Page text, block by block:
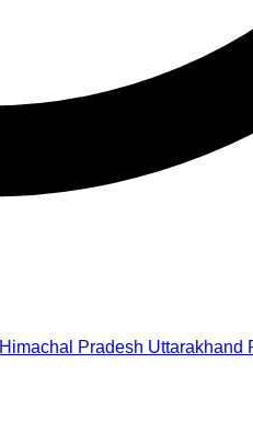
Himachal Pradesh Uttarakhand